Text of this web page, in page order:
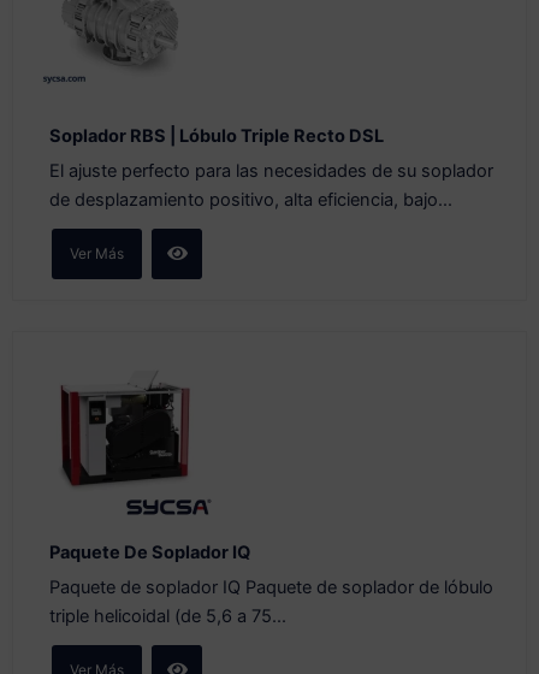
Soplador RBS | Lóbulo Triple Recto DSL
El ajuste perfecto para las necesidades de su soplador
de desplazamiento positivo, alta eficiencia, bajo...
Ver Más
Paquete De Soplador IQ
Paquete de soplador IQ Paquete de soplador de lóbulo
triple helicoidal (de 5,6 a 75...
Ver Más